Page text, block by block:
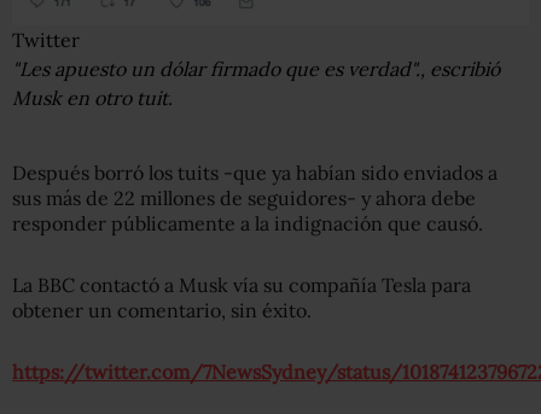
Twitter
"Les apuesto un dólar firmado que es verdad"., escribió
Musk en otro tuit.
Después borró los tuits -que ya habían sido enviados a
sus más de 22 millones de seguidores- y ahora debe
responder públicamente a la indignación que causó.
La BBC contactó a Musk vía su compañía Tesla para
obtener un comentario, sin éxito.
https://twitter.com/7NewsSydney/status/